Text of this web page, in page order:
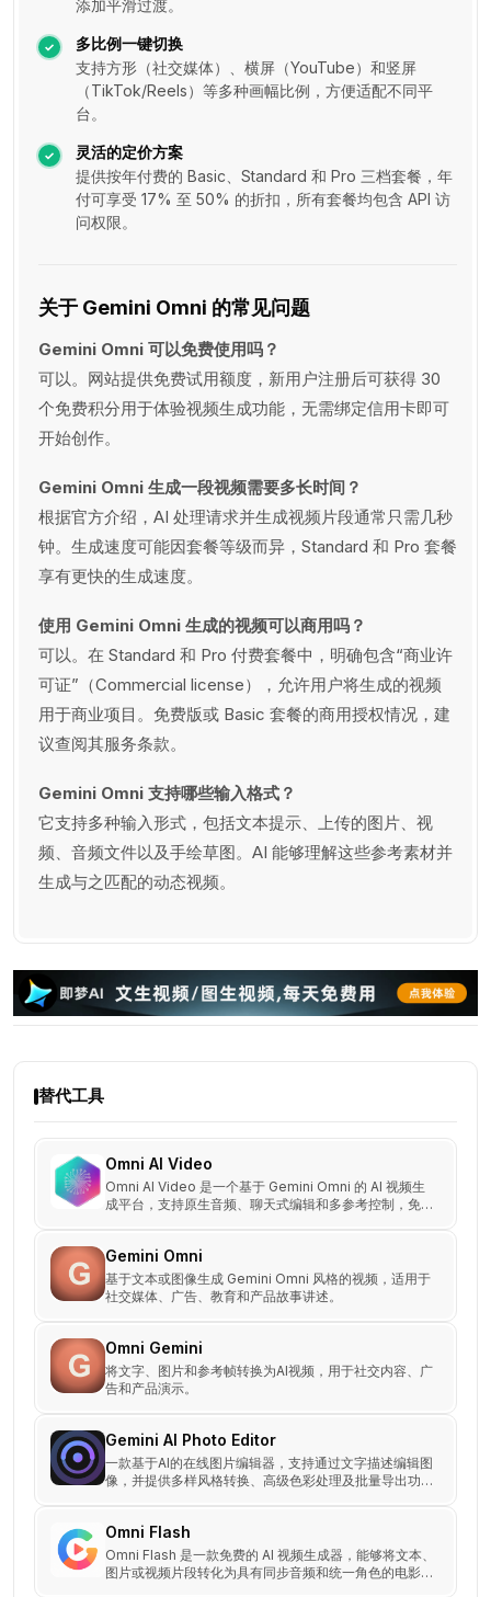
添加平滑过渡。
多比例一键切换
支持方形（社交媒体）、横屏（YouTube）和竖屏
（TikTok/Reels）等多种画幅比例，方便适配不同平
台。
灵活的定价方案
提供按年付费的 Basic、Standard 和 Pro 三档套餐，年
付可享受 17% 至 50% 的折扣，所有套餐均包含 API 访
问权限。
关于 Gemini Omni 的常见问题
Gemini Omni 可以免费使用吗？
可以。网站提供免费试用额度，新用户注册后可获得 30
个免费积分用于体验视频生成功能，无需绑定信用卡即可
开始创作。
Gemini Omni 生成一段视频需要多长时间？
根据官方介绍，AI 处理请求并生成视频片段通常只需几秒
钟。生成速度可能因套餐等级而异，Standard 和 Pro 套餐
享有更快的生成速度。
使用 Gemini Omni 生成的视频可以商用吗？
可以。在 Standard 和 Pro 付费套餐中，明确包含“商业许
可证”（Commercial license），允许用户将生成的视频
用于商业项目。免费版或 Basic 套餐的商用授权情况，建
议查阅其服务条款。
Gemini Omni 支持哪些输入格式？
它支持多种输入形式，包括文本提示、上传的图片、视
频、音频文件以及手绘草图。AI 能够理解这些参考素材并
生成与之匹配的动态视频。
替代工具
Omni AI Video
Omni AI Video 是一个基于 Gemini Omni 的 AI 视频生
成平台，支持原生音频、聊天式编辑和多参考控制，免费
Gemini Omni
基于文本或图像生成 Gemini Omni 风格的视频，适用于
社交媒体、广告、教育和产品故事讲述。
Omni Gemini
将文字、图片和参考帧转换为AI视频，用于社交内容、广
告和产品演示。
Gemini AI Photo Editor
一款基于AI的在线图片编辑器，支持通过文字描述编辑图
像，并提供多样风格转换、高级色彩处理及批量导出功
Omni Flash
Omni Flash 是一款免费的 AI 视频生成器，能够将文本、
图片或视频片段转化为具有同步音频和统一角色的电影级